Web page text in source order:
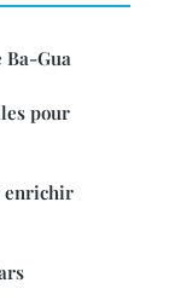
Ba-Gua
pour
enrichir